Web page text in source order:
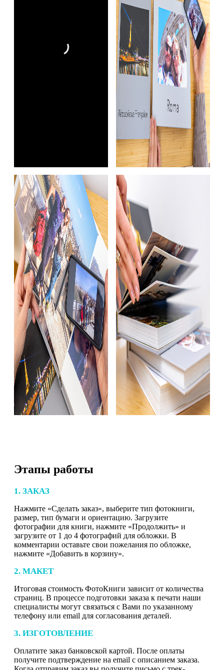
Этапы работы
1. ЗАКАЗ
Нажмите «Сделать заказ», выберите тип фотокниги,
размер, тип бумаги и ориентацию. Загрузите
фотографии для книги, нажмите «Продолжить» и
загрузите от 1 до 4 фотографий для обложки. В
комментарии оставьте свои пожелания по обложке,
нажмите «Добавить в корзину».
2. МАКЕТ
Итоговая стоимость ФотоКниги зависит от количества
страниц. В процессе подготовки заказа к печати наши
специалисты могут связаться с Вами по указанному
телефону или email для согласования деталей.
3. ИЗГОТОВЛЕНИЕ
Оплатите заказ банковской картой. После оплаты
получите подтверждение на email с описанием заказа.